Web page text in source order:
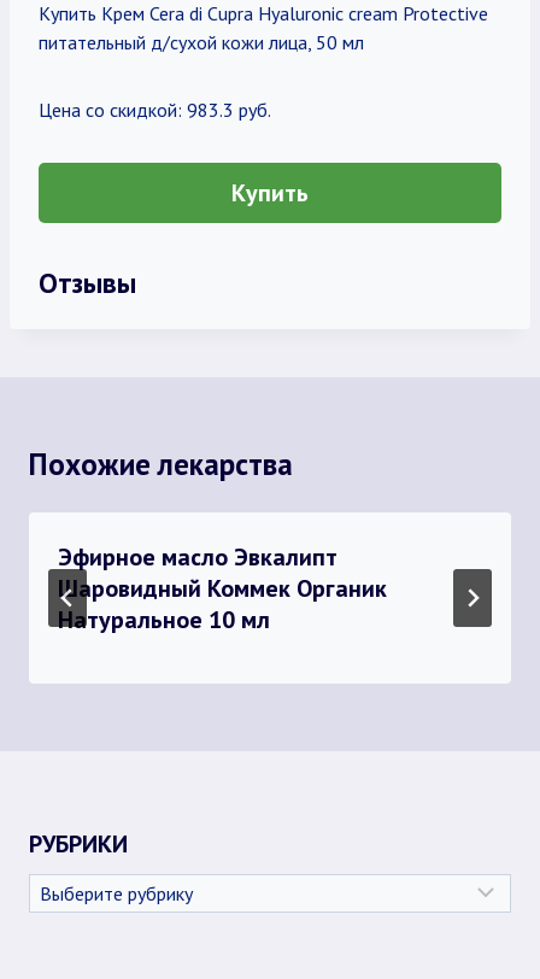
Купить Крем Cera di Cupra Hyaluronic cream Protective
питательный д/сухой кожи лица, 50 мл
Цена со скидкой: 983.3 руб.
Купить
Отзывы
Похожие лекарства
Эфирное масло Эвкалипт
Шаровидный Коммек Органик
Натуральное 10 мл
РУБРИКИ
Рубрики